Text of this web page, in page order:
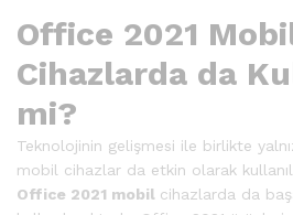
Office 2021
Cihazlarda da
mi?
Teknolojinin gelişmesi ile birlikte
mobil cihazlar da etkin olarak
Office 2021 mobil cihazlarda da